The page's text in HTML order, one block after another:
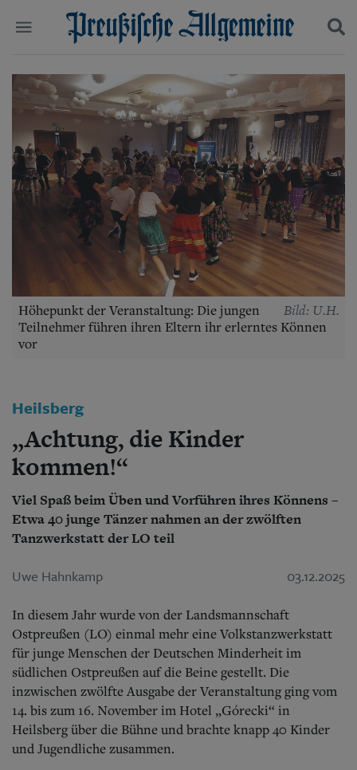
Start
Archiv
Mediadaten
Politik
Kultur
Wirtschaft
Panorama
Gesellschaft
Leben
Geschichte
Ostpreußen
Pommern
Berlin-Brandenburg
Schlesien
Danzig und Westpreußen
Bücher
Impressum
Datenschutz
Suchen und finden
Bild: U.H.
Höhepunkt der Veranstaltung: Die jungen
Teilnehmer führen ihren Eltern ihr erlerntes Können
vor
Heilsberg
„Achtung, die Kinder
kommen!“
Viel Spaß beim Üben und Vorführen ihres Könnens –
Etwa 40 junge Tänzer nahmen an der zwölften
Tanzwerkstatt der LO teil
Uwe Hahnkamp 03.12.2025
In diesem Jahr wurde von der Landsmannschaft
Ostpreußen (LO) einmal mehr eine Volkstanzwerkstatt
für junge Menschen der Deutschen Minderheit im
südlichen Ostpreußen auf die Beine gestellt. Die
inzwischen zwölfte Ausgabe der Veranstaltung ging vom
14. bis zum 16. November im Hotel „Górecki“ in
Heilsberg über die Bühne und brachte knapp 40 Kinder
und Jugendliche zusammen.